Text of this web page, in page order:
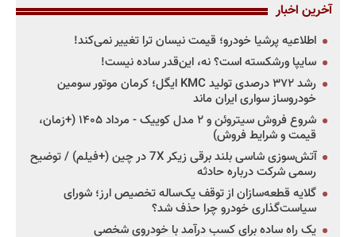
آخرین اخبار
اطلاعیه پرشیا خودرو؛ قیمت نیسان ترا تغییر نمی‌کند!
سایپا ورشکسته است؟ نه، این‌قدر ساده نیست!
رشد ۳۷۲ درصدی تولید KMC ایگل؛ کرمان موتور سومین
خودروساز سواری ایران ماند
شروع فروش سیتروئن و ۲ مدل کوییک - مرداد ۱۴۰۵ (+زمان،
قیمت و شرایط فروش)
آتش‌سوزی شاسی بلند برقی زیکر 7X در چین (+فیلم) / توضیح
رسمی شرکت درباره حادثه
گلایه قطعه‌سازان از توقف یک‌ساله تخصیص ارز؛ شورای
سیاست‌گذاری خودرو چرا حذف شد؟
یک راه ساده برای کسب درآمد با خودروی شخصی